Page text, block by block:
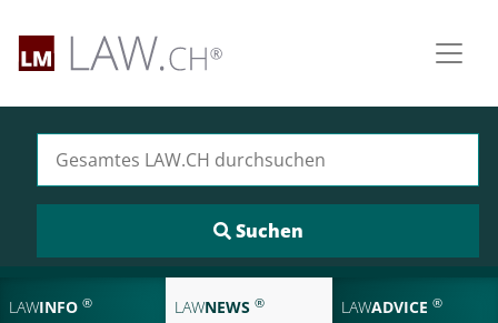
LAWINFO ® LAWNEWS ® LAWADVICE ®